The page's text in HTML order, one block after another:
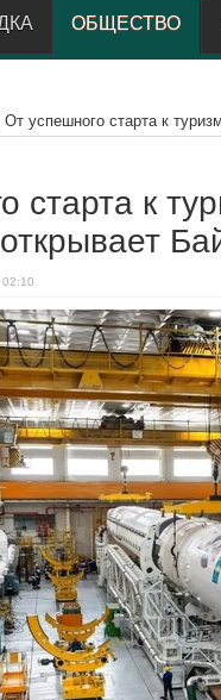
ОБЩЕСТВО
От успешного старта к
старта к